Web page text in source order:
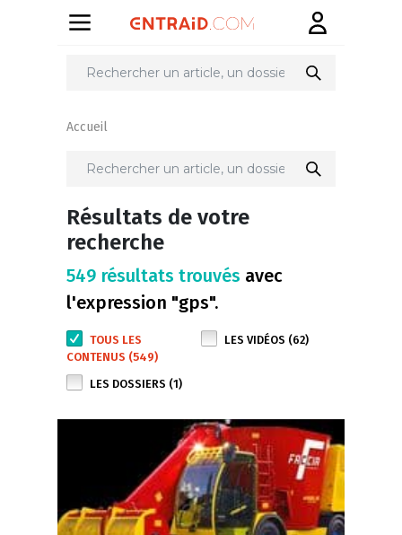
Accueil
Résultats de votre
recherche
549 résultats trouvés avec
l'expression "gps".
TOUS LES
CONTENUS (549)
LES VIDÉOS (62)
LES DOSSIERS (1)